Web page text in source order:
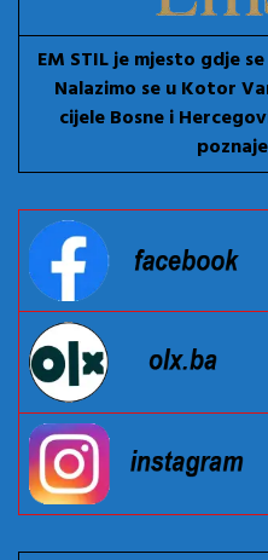
EM STIL je mjesto gdje
Nalazimo se u Kotor
cijele Bosne i